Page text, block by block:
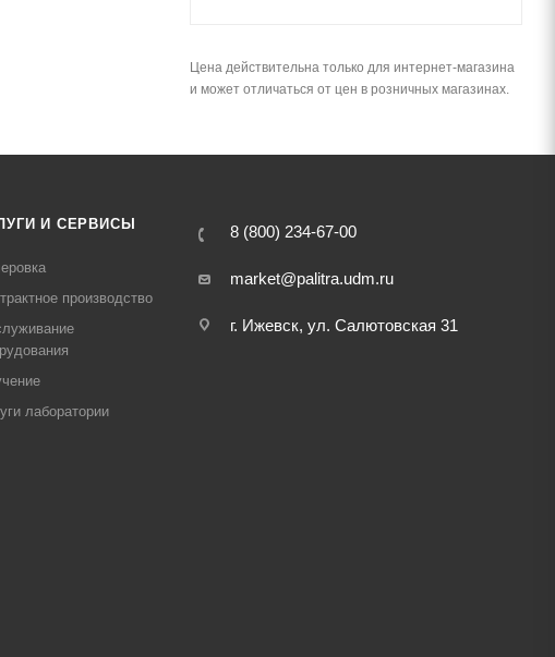
Цена действительна только для интернет-магазина
и может отличаться от цен в розничных магазинах.
И СЕРВИСЫ
производство
лаборатории
8 (800) 234-67-00
market@palitra.udm.ru
г. Ижевск, ул. Салютовская 31